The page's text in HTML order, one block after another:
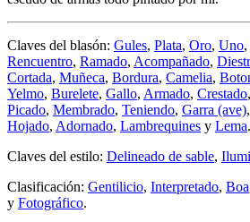
Claves del blasón: Gules, Plata, Oro, Uno,
Rencuentro, Ramado, Acompañado,
Cortada, Muñeca, Bordura, Camelia,
Yelmo, Burelete, Gallo, Armado, Crestado,
Picado, Membrado, Teniendo, Garra (ave),
Hojado, Adornado, Lambrequines y Lema.
Claves del estilo: Delineado de sable,
Clasificación: Gentilicio, Interpretado, Boa
y Fotográfico.